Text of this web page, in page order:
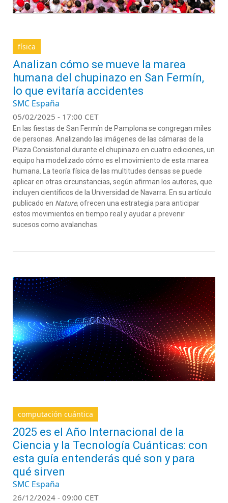
física
Analizan cómo se mueve la marea
humana del chupinazo en San Fermín,
lo que evitaría accidentes
SMC España
05/02/2025 - 17:00 CET
En las fiestas de San Fermín de Pamplona se congregan miles
de personas. Analizando las imágenes de las cámaras de la
Plaza Consistorial durante el chupinazo en cuatro ediciones, un
equipo ha modelizado cómo es el movimiento de esta marea
humana. La teoría física de las multitudes densas se puede
aplicar en otras circunstancias, según afirman los autores, que
incluyen científicos de la Universidad de Navarra. En su artículo
publicado en Nature, ofrecen una estrategia para anticipar
estos movimientos en tiempo real y ayudar a prevenir
sucesos como avalanchas.
computación cuántica
2025 es el Año Internacional de la
Ciencia y la Tecnología Cuánticas: con
esta guía entenderás qué son y para
qué sirven
SMC España
26/12/2024 - 09:00 CET